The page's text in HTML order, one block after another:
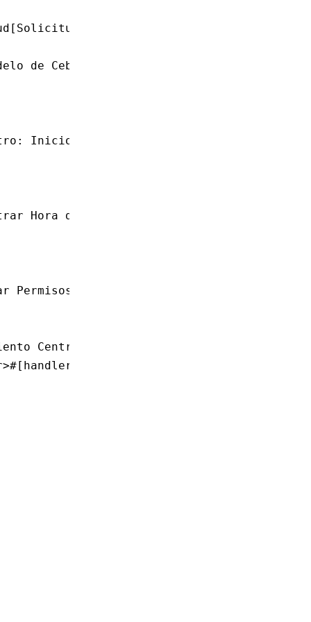
HTTP]
de Cebolla"
Inicio de Solicitud"] --> M1B["Post-
Hora de Inicio"] --> M2B["Post-
Permisos de Usuario"] --> M3B["Post-
Central"]